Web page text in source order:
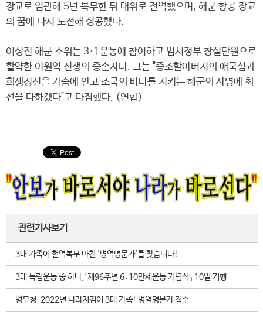
장교로 임관해 5년 복무한 뒤 대위로 전역했으며, 해군 항공 장교
의 꿈에 다시 도전해 성공했다.
이성진 해군 소위는 3·1운동에 참여하고 임시정부 창설단원으로
활약한 이원익 선생의 증손자다. 그는 "증조할아버지의 애국심과
희생정신을 가슴에 안고 조국의 바다를 지키는 해군의 사명에 최
선을 다하겠다"고 다짐했다. (연합)
관련기사보기
3대 가족이 현역복무 마친 '병역명문가'를 찾습니다!
3대 독립운동 중 하나,「제96주년 6․10만세운동 기념식」 10일 거행
병무청, 2022년 나라지킴이 3대 가족! 병역명문가 접수